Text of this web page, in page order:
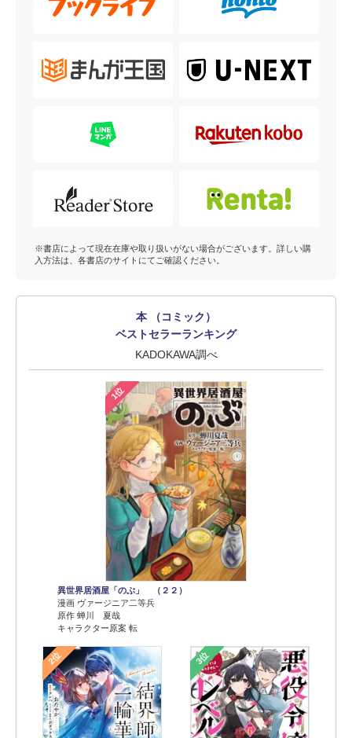
※書店によって現在在庫や取り扱いがない場合がございます。詳しい購
入方法は、各書店のサイトにてご確認ください。
本 （コミック）
ベストセラーランキング
KADOKAWA調べ
1位
異世界居酒屋「のぶ」 （２２）
漫画 ヴァージニア二等兵
原作 蝉川 夏哉
キャラクター原案 転
2位 3位